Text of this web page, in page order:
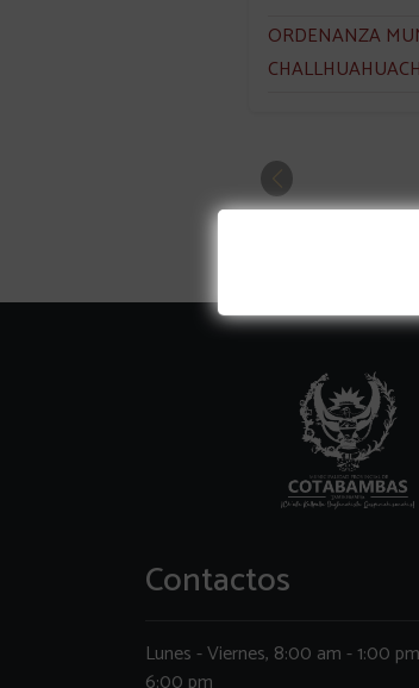
ORDENANZA
Contactos
Lunes - Viernes, 8:00 am - 1:00